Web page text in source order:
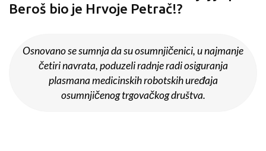
Beroš bio je Hrvoje Petrač!?
Osnovano se sumnja da su osumnjičenici, u najmanje
četiri navrata, poduzeli radnje radi osiguranja
plasmana medicinskih robotskih uređaja
osumnjičenog trgovačkog društva.